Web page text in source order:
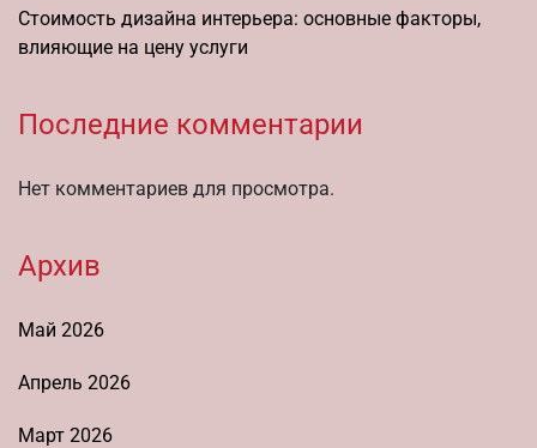
Стоимость дизайна интерьера: основные факторы,
влияющие на цену услуги
Последние комментарии
Нет комментариев для просмотра.
Архив
Май 2026
Апрель 2026
Март 2026